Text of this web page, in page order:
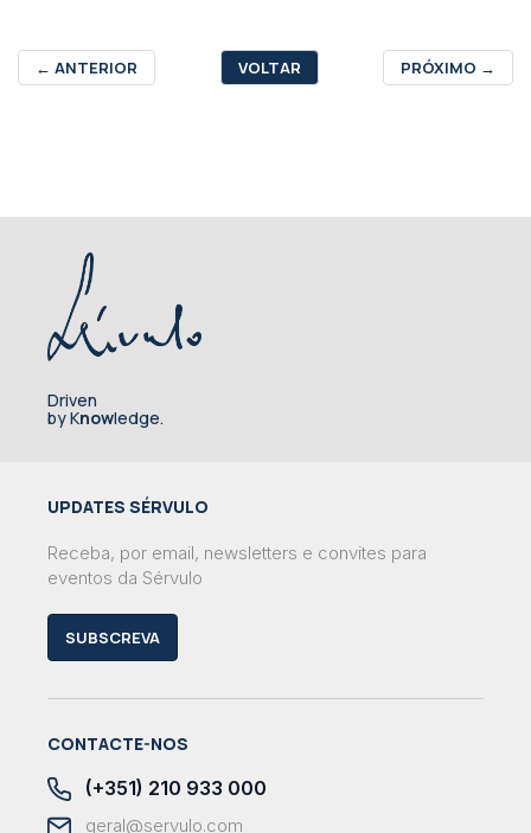
← ANTERIOR VOLTAR PRÓXIMO →
Driven
by Knowledge.
UPDATES SÉRVULO
Receba, por email, newsletters e convites para
eventos da Sérvulo
SUBSCREVA
CONTACTE-NOS
(+351) 210 933 000
geral@servulo.com